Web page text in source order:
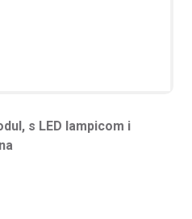
s LED lampicom i